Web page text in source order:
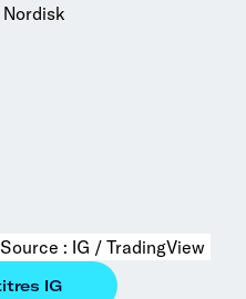
Source : IG / TradingView